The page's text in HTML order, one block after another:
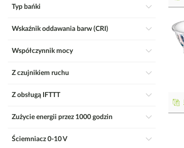
Typ bańki
Wskaźnik oddawania barw (CRI)
Współczynnik mocy
Z czujnikiem ruchu
Z obsługą IFTTT
Zużycie energii przez 1000 godzin
Ściemniacz 0-10 V